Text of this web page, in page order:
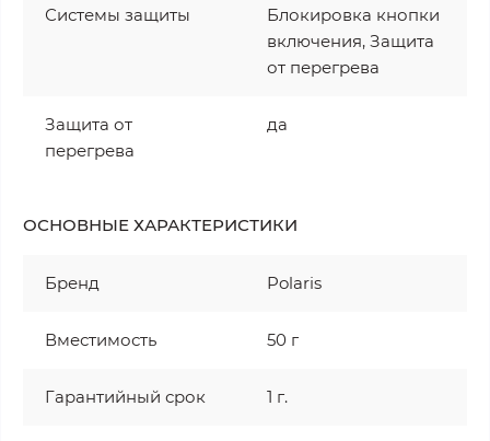
Системы защиты
Блокировка кнопки
включения, Защита
от перегрева
Защита от
перегрева
да
ОСНОВНЫЕ ХАРАКТЕРИСТИКИ
Бренд Polaris
Вместимость 50 г
Гарантийный срок 1 г.